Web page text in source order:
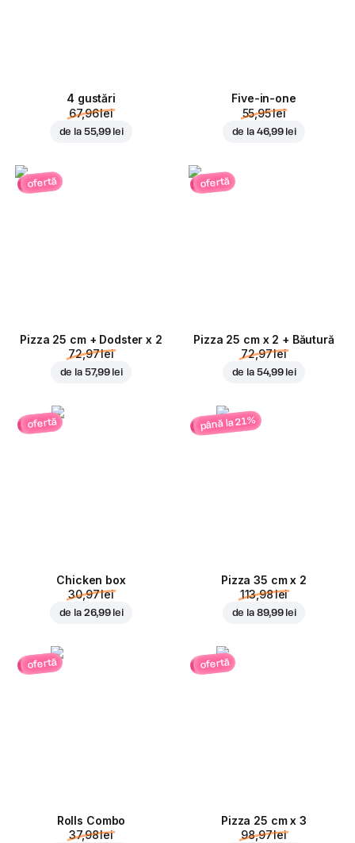
4 gustări
67,96 lei
de la 55,99 lei
Five-in-one
55,95 lei
de la 46,99 lei
ofertă
Pizza 25 cm + Dodster x 2
72,97 lei
de la 57,99 lei
ofertă
Pizza 25 cm x 2 + Băutură
72,97 lei
de la 54,99 lei
ofertă
Chicken box
30,97 lei
de la 26,99 lei
până la 21%
Pizza 35 cm x 2
113,98 lei
de la 89,99 lei
ofertă
Rolls Combo
37,98 lei
ofertă
Pizza 25 cm x 3
98,97 lei